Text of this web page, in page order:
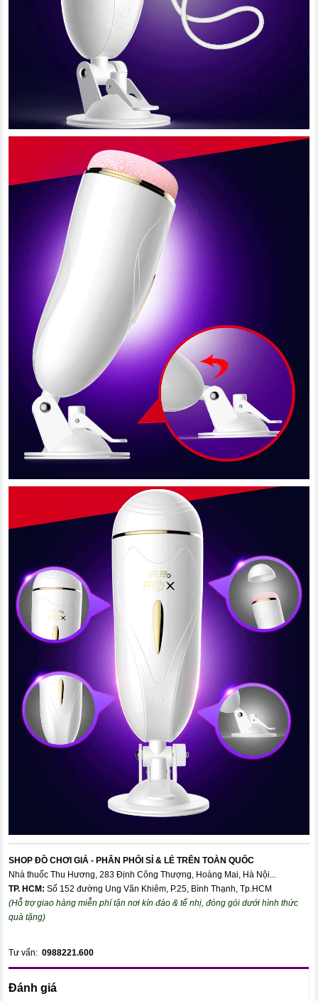
SHOP ĐỒ CHƠI GIẢ - PHÂN PHỐI SỈ & LẺ TRÊN TOÀN QUỐC
Nhà thuốc Thu Hương, 283 Định Công Thượng, Hoàng Mai, Hà Nội...
TP. HCM: Số 152 đường Ung Văn Khiêm, P.25, Bình Thạnh, Tp.HCM
(Hỗ trợ giao hàng miễn phí tận nơi kín đáo & tế nhị, đóng gói dưới hình thức
quà tặng)
Tư vấn:0988221.600
Đánh giá